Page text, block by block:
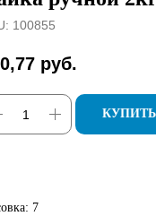
100855
руб.
КУПИТЬ
7